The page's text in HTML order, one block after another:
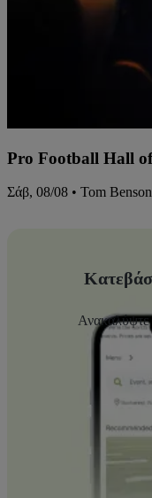
Pro Football Hall
Σάβ, 08/08 • Tom
Ανακαλύψτε